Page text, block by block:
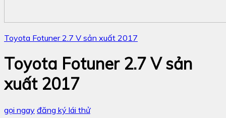
Toyota Fotuner 2.7 V sản xuất 2017
Toyota Fotuner 2.7 V sản
xuất 2017
gọi ngay đăng ký lái thử